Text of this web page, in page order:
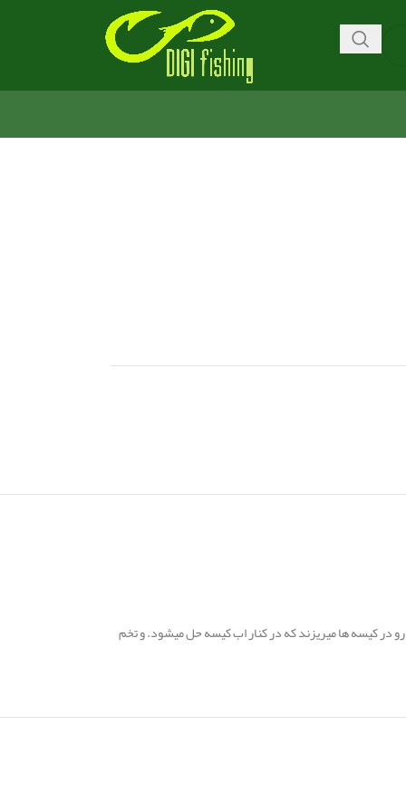
در کیسه ها میریزند که در کنار اب کیسه حل میشود. و تخم